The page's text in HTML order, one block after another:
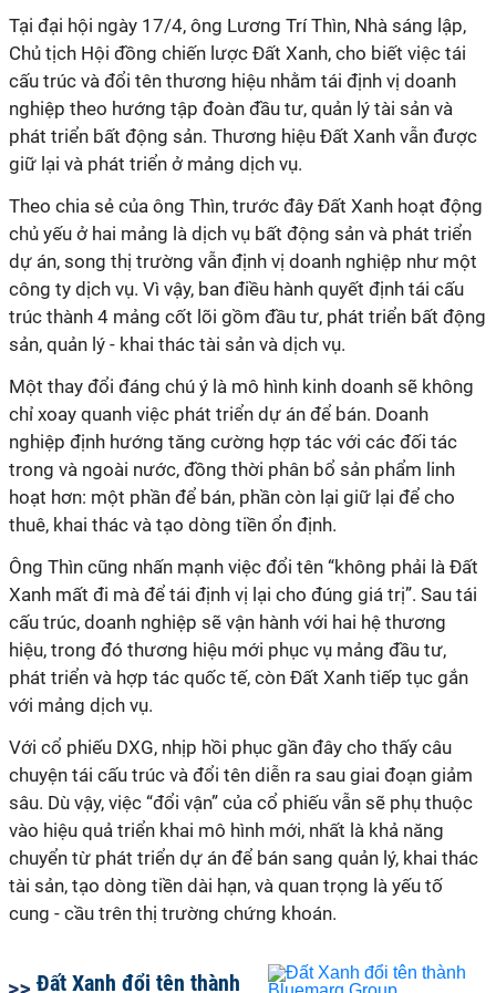
Tại đại hội ngày 17/4, ông Lương Trí Thìn, Nhà sáng lập,
Chủ tịch Hội đồng chiến lược Đất Xanh, cho biết việc tái
cấu trúc và đổi tên thương hiệu nhằm tái định vị doanh
nghiệp theo hướng tập đoàn đầu tư, quản lý tài sản và
phát triển bất động sản. Thương hiệu Đất Xanh vẫn được
giữ lại và phát triển ở mảng dịch vụ.
Theo chia sẻ của ông Thìn, trước đây Đất Xanh hoạt động
chủ yếu ở hai mảng là dịch vụ bất động sản và phát triển
dự án, song thị trường vẫn định vị doanh nghiệp như một
công ty dịch vụ. Vì vậy, ban điều hành quyết định tái cấu
trúc thành 4 mảng cốt lõi gồm đầu tư, phát triển bất động
sản, quản lý - khai thác tài sản và dịch vụ.
Một thay đổi đáng chú ý là mô hình kinh doanh sẽ không
chỉ xoay quanh việc phát triển dự án để bán. Doanh
nghiệp định hướng tăng cường hợp tác với các đối tác
trong và ngoài nước, đồng thời phân bổ sản phẩm linh
hoạt hơn: một phần để bán, phần còn lại giữ lại để cho
thuê, khai thác và tạo dòng tiền ổn định.
Ông Thìn cũng nhấn mạnh việc đổi tên “không phải là Đất
Xanh mất đi mà để tái định vị lại cho đúng giá trị”. Sau tái
cấu trúc, doanh nghiệp sẽ vận hành với hai hệ thương
hiệu, trong đó thương hiệu mới phục vụ mảng đầu tư,
phát triển và hợp tác quốc tế, còn Đất Xanh tiếp tục gắn
với mảng dịch vụ.
Với cổ phiếu DXG, nhịp hồi phục gần đây cho thấy câu
chuyện tái cấu trúc và đổi tên diễn ra sau giai đoạn giảm
sâu. Dù vậy, việc “đổi vận” của cổ phiếu vẫn sẽ phụ thuộc
vào hiệu quả triển khai mô hình mới, nhất là khả năng
chuyển từ phát triển dự án để bán sang quản lý, khai thác
tài sản, tạo dòng tiền dài hạn, và quan trọng là yếu tố
cung - cầu trên thị trường chứng khoán.
Đất Xanh đổi tên thành